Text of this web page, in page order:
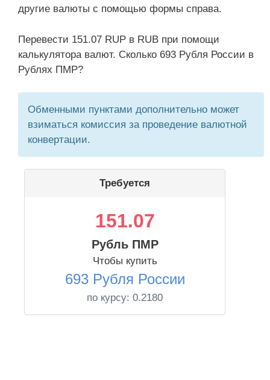
другие валюты с помощью формы справа.
Перевести 151.07 RUP в RUB при помощи
калькулятора валют. Сколько 693 Рубля России в
Рублях ПМР?
Обменными пунктами дополнительно может
взиматься комиссия за проведение валютной
конвертации.
Требуется
151.07
Рубль ПМР
Чтобы купить
693 Рубля России
по курсу: 0.2180